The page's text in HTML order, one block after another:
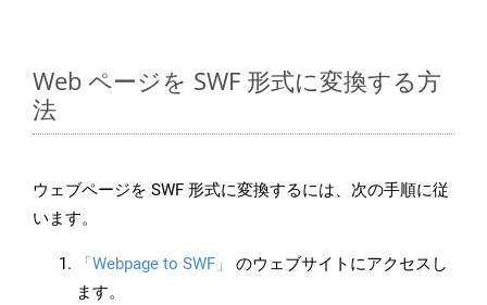
Web ページを SWF 形式に変換する方
法
ウェブページを SWF 形式に変換するには、次の手順に従
います。
「Webpage to SWF」
のウェブサイトにアクセスし
ます。